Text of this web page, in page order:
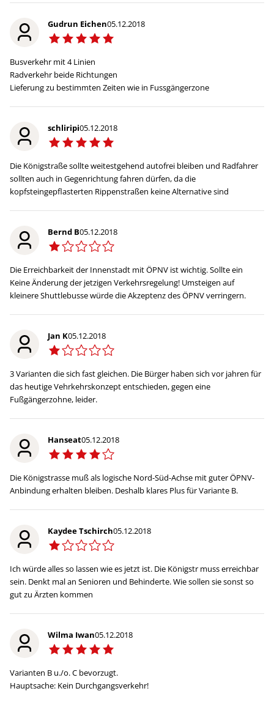
Gudrun Eichen05.12.2018
Busverkehr mit 4 Linien
Radverkehr beide Richtungen
Lieferung zu bestimmten Zeiten wie in Fussgängerzone
schliripi05.12.2018
Die Königstraße sollte weitestgehend autofrei bleiben und Radfahrer
sollten auch in Gegenrichtung fahren dürfen, da die
kopfsteingepflasterten Rippenstraßen keine Alternative sind
Bernd B05.12.2018
Die Erreichbarkeit der Innenstadt mit ÖPNV ist wichtig. Sollte ein
Keine Änderung der jetzigen Verkehrsregelung! Umsteigen auf
kleinere Shuttlebusse würde die Akzeptenz des ÖPNV verringern.
Jan K05.12.2018
3 Varianten die sich fast gleichen. Die Bürger haben sich vor jahren für
das heutige Vehrkehrskonzept entschieden, gegen eine
Fußgängerzohne, leider.
Hanseat05.12.2018
Die Königstrasse muß als logische Nord-Süd-Achse mit guter ÖPNV-
Anbindung erhalten bleiben. Deshalb klares Plus für Variante B.
Kaydee Tschirch05.12.2018
Ich würde alles so lassen wie es jetzt ist. Die Königstr muss erreichbar
sein. Denkt mal an Senioren und Behinderte. Wie sollen sie sonst so
gut zu Ärzten kommen
Wilma Iwan05.12.2018
Varianten B u./o. C bevorzugt.
Hauptsache: Kein Durchgangsverkehr!